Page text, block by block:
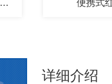
元圭便携式四极杆气质联用仪GC-MS 便携式
详细介绍